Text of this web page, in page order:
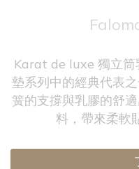
Karat de luxe 獨立筒
墊系列中的經典代表
簧的支撐與乳膠的舒
料，帶來柔軟